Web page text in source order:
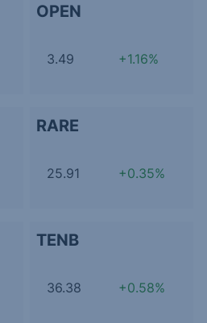
OPEN
3.49 +1.16%
RARE
25.91 +0.35%
TENB
36.38 +0.58%